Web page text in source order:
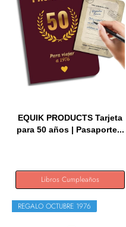
EQUIK PRODUCTS Tarjeta
para 50 años | Pasaporte...
Libros Cumpleaños
REGALO OCTUBRE 1976